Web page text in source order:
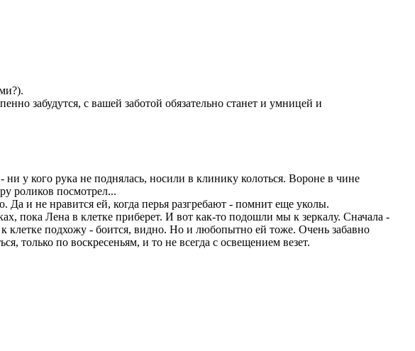
забудутся, с вашей заботой обязательно станет и умницей и
у кого рука не поднялась, носили в клинику колоться. Вороне в чине
роликов посмотрел...
Да и не нравится ей, когда перья разгребают - помнит еще уколы.
пока Лена в клетке приберет. И вот как-то подошли мы к зеркалу. Сначала -
к клетке подхожу - боится, видно. Но и любопытно ей тоже. Очень забавно
только по воскресеньям, и то не всегда с освещением везет.